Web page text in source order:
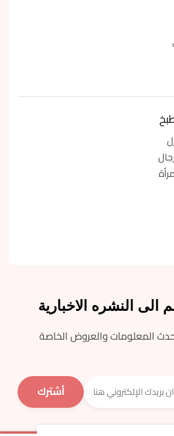
الى النشره الاخبارية
المعلومات والعروض الخاصة